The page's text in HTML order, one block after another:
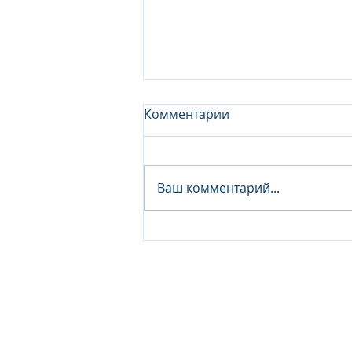
Junior Analyst / Analyst -
Комментарии
Ваш комментарий...